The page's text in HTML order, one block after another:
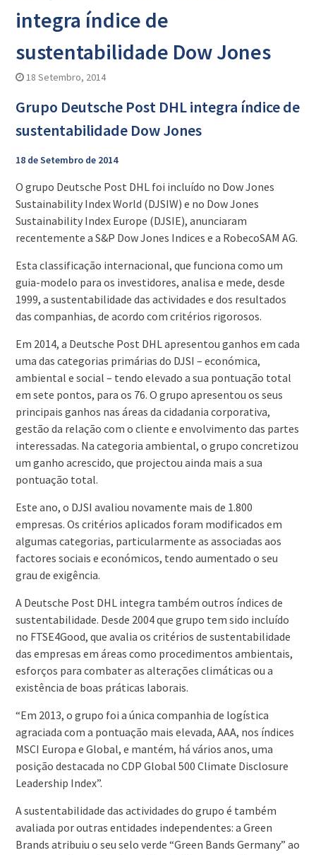
integra índice de
sustentabilidade Dow Jones
18 Setembro, 2014
Grupo Deutsche Post DHL integra índice de
sustentabilidade Dow Jones
18 de Setembro de 2014
O grupo Deutsche Post DHL foi incluído no Dow Jones
Sustainability Index World (DJSIW) e no Dow Jones
Sustainability Index Europe (DJSIE), anunciaram
recentemente a S&P Dow Jones Indices e a RobecoSAM AG.
Esta classificação internacional, que funciona como um
guia-modelo para os investidores, analisa e mede, desde
1999, a sustentabilidade das actividades e dos resultados
das companhias, de acordo com critérios rigorosos.
Em 2014, a Deutsche Post DHL apresentou ganhos em cada
uma das categorias primárias do DJSI – económica,
ambiental e social – tendo elevado a sua pontuação total
em sete pontos, para os 76. O grupo apresentou os seus
principais ganhos nas áreas da cidadania corporativa,
gestão da relação com o cliente e envolvimento das partes
interessadas. Na categoria ambiental, o grupo concretizou
um ganho acrescido, que projectou ainda mais a sua
pontuação total.
Este ano, o DJSI avaliou novamente mais de 1.800
empresas. Os critérios aplicados foram modificados em
algumas categorias, particularmente as associadas aos
factores sociais e económicos, tendo aumentado o seu
grau de exigência.
A Deutsche Post DHL integra também outros índices de
sustentabilidade. Desde 2004 que grupo tem sido incluído
no FTSE4Good, que avalia os critérios de sustentabilidade
das empresas em áreas como procedimentos ambientais,
esforços para combater as alterações climáticas ou a
existência de boas práticas laborais.
“Em 2013, o grupo foi a única companhia de logística
agraciada com a pontuação mais elevada, AAA, nos índices
MSCI Europa e Global, e mantém, há vários anos, uma
posição destacada no CDP Global 500 Climate Disclosure
Leadership Index”.
A sustentabilidade das actividades do grupo é também
avaliada por outras entidades independentes: a Green
Brands atribuiu o seu selo verde “Green Bands Germany” ao